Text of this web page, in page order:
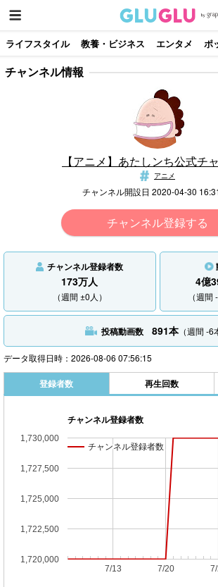
ライフスタイル 教養・ビジネス エンタメ ポ
チャンネル情報
【アニメ】あたしンち公式チ
アニメ
チャンネル開設日 2020-04-30
チャンネル登録する
チャンネル登録者数
173万人
（週間 ±0人）
4億
（週
投稿動画数 891本（週間 -6
データ取得日時：2026-08-06 07:56:15
登録者数 再生回数
チャンネル登録者数
7/13 7/20
1,720,000
1,722,500
1,725,000
1,727,500
1,730,000
チャンネル登録者数
チャンネル登録者数